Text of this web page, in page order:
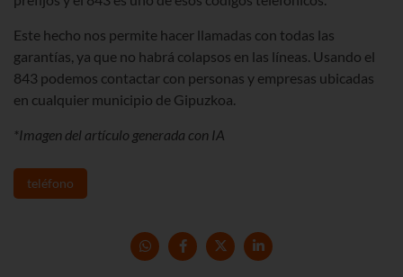
Este hecho nos permite hacer llamadas con todas las
garantías, ya que no habrá colapsos en las líneas. Usando el
843 podemos contactar con personas y empresas ubicadas
en cualquier municipio de Gipuzkoa.
*Imagen del artículo generada con IA
teléfono